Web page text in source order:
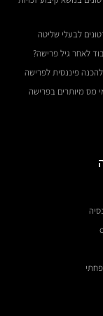
לבעלי שליטה
לאחר גיל פרישה?
פיננסית לפרישה
מס מיותרים בפרישה